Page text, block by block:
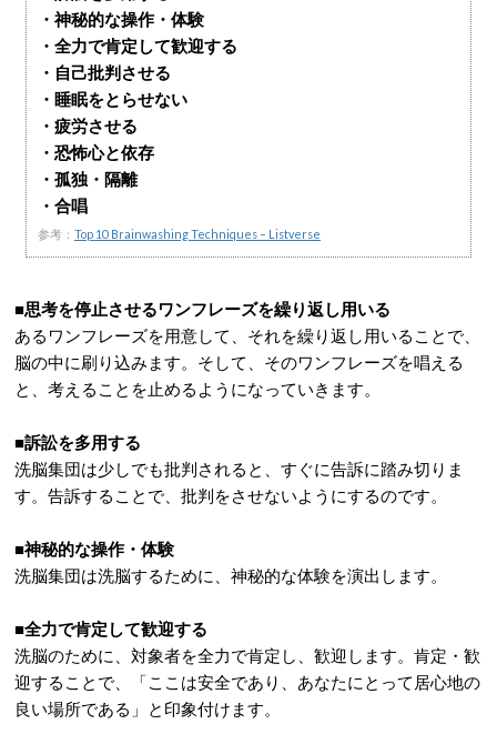
・神秘的な操作・体験
・全力で肯定して歓迎する
・自己批判させる
・睡眠をとらせない
・疲労させる
・恐怖心と依存
・孤独・隔離
・合唱
参考： Top 10 Brainwashing Techniques – Listverse
■思考を停止させるワンフレーズを繰り返し用いる
あるワンフレーズを用意して、それを繰り返し用いることで、
脳の中に刷り込みます。そして、そのワンフレーズを唱える
と、考えることを止めるようになっていきます。
■訴訟を多用する
洗脳集団は少しでも批判されると、すぐに告訴に踏み切りま
す。告訴することで、批判をさせないようにするのです。
■神秘的な操作・体験
洗脳集団は洗脳するために、神秘的な体験を演出します。
■全力で肯定して歓迎する
洗脳のために、対象者を全力で肯定し、歓迎します。肯定・歓
迎することで、「ここは安全であり、あなたにとって居心地の
良い場所である」と印象付けます。